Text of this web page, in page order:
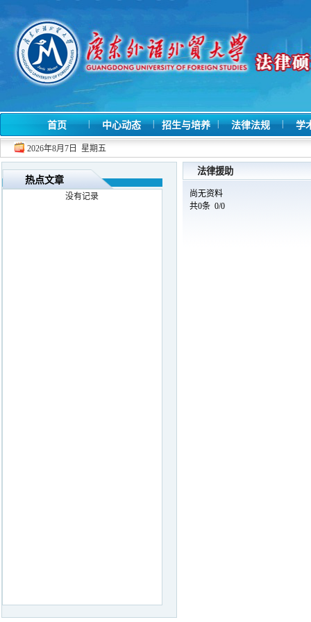
首页 | 中心动态 | 招生与培养 | 法律法规 | 学
2026年8月7日 星期五
热点文章
没有记录
法律援助
尚无资料
共0条 0/0